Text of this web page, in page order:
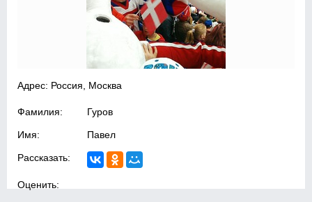
Адрес: Россия, Москва
Фамилия: Гуров
Имя: Павел
Рассказать:
Оценить: